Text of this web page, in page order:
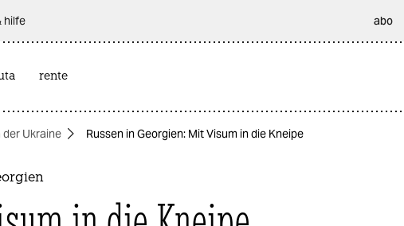
hilfe abo
rente
der Ukraine Russen in Georgien: Mit Visum in die Kneipe